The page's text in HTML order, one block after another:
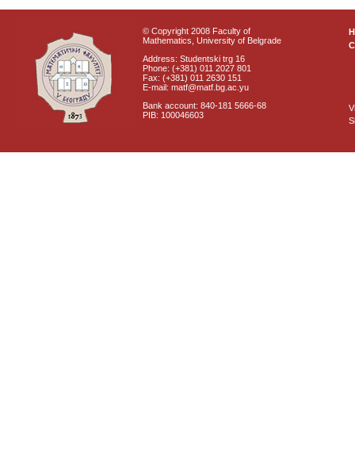
© Copyright 2008 Faculty of
Mathematics, University of Belgrade
Address: Studentski trg 16
Phone: (+381) 011 2027 801
Fax: (+381) 011 2630 151
E-mail: matf@matf.bg.ac.yu
Bank account: 840-181 5666-68
PIB: 100046603